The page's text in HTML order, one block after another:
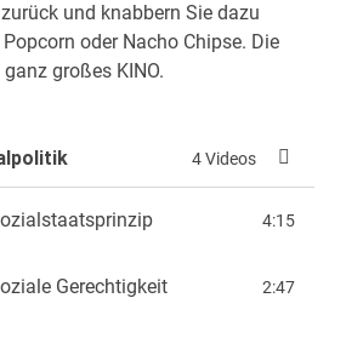
und knabbern Sie dazu
oder Nacho Chipse. Die
großes KINO.
4 Videos
4:15
Gerechtigkeit 2:47